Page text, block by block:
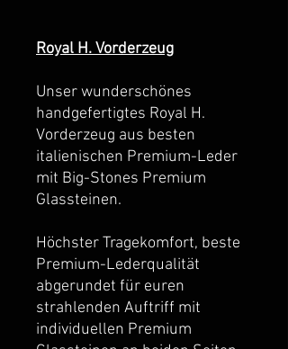
Royal H. Vorderzeug
Unser wunderschönes
handgefertigtes Royal H.
Vorderzeug aus besten
italienischen Premium-Leder
mit Big-Stones Premium
Glassteinen.
Höchster Tragekomfort, beste
Premium-Lederqualität
abgerundet für euren
strahlenden Auftriff mit
individuellen Premium